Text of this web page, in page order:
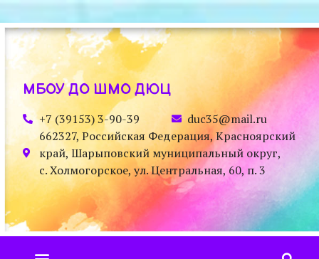
МБОУ ДО ШМО ДЮЦ
+7 (39153) 3-90-39
duc35@mail.ru
662327, Российская Федерация, Красноярский
край, Шарыповский муниципальный округ,
с. Холмогорское, ул. Центральная, 60, п. 3